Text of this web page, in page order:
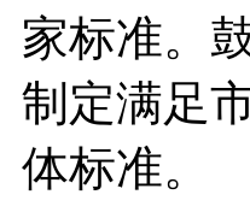
家标准。
制定满足
体标准。